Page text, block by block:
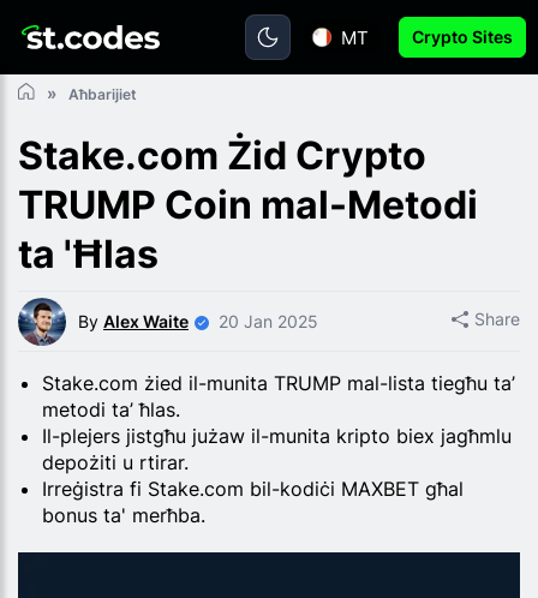
MT Crypto Sites
Aħbarijiet
Stake.com Żid Crypto
TRUMP Coin mal-Metodi
ta 'Ħlas
By Alex Waite 20 Jan 2025 Share
Stake.com żied il-munita TRUMP mal-lista tiegħu ta’
metodi ta’ ħlas.
Il-plejers jistgħu jużaw il-munita kripto biex jagħmlu
depożiti u rtirar.
Irreġistra fi Stake.com bil-kodiċi MAXBET għal
bonus ta' merħba.